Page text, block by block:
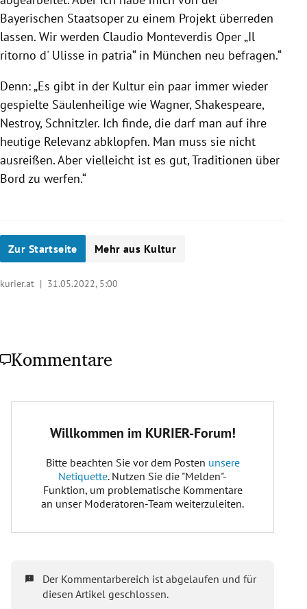
Bayerischen Staatsoper zu einem Projekt überreden
lassen. Wir werden Claudio Monteverdis Oper „Il
ritorno d' Ulisse in patria“ in München neu befragen.“
Denn: „Es gibt in der Kultur ein paar immer wieder
gespielte Säulenheilige wie Wagner, Shakespeare,
Nestroy, Schnitzler. Ich finde, die darf man auf ihre
heutige Relevanz abklopfen. Man muss sie nicht
ausreißen. Aber vielleicht ist es gut, Traditionen über
Bord zu werfen.“
Zur Startseite Mehr aus Kultur
kurier.at | 31.05.2022, 5:00
Kommentare